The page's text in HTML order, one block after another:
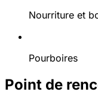
Nourriture et
Pourboires
Point de